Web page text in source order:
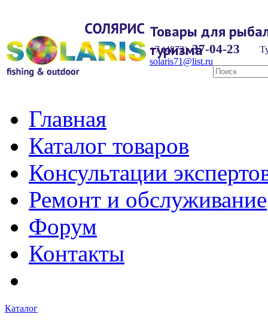
Товары для
туризма
+7 (4872) 37-04-23
solaris71@list.ru
Главная
Каталог товаров
Консультации
Ремонт и обслуживание
Форум
Контакты
Каталог